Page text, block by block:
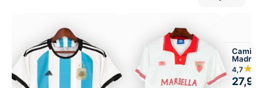
Madrid
4,7
27,99